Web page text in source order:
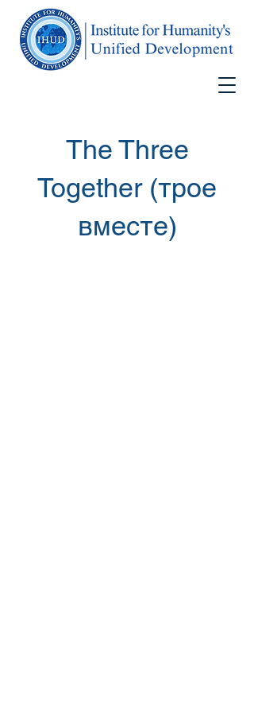
The Three
Together (трое
вместе)